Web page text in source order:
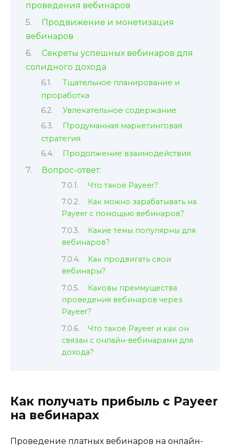
проведения вебинаров
Продвижение и монетизация
вебинаров
Секреты успешных вебинаров для
солидного дохода
Тщательное планирование и
проработка
Увлекательное содержание
Продуманная маркетинговая
стратегия
Продолжение взаимодействия
Вопрос-ответ:
Что такое Payeer?
Как можно зарабатывать на
Payeer с помощью вебинаров?
Какие темы популярны для
вебинаров?
Как продвигать свои
вебинары?
Каковы преимущества
проведения вебинаров через
Payeer?
Что такое Payeer и как он
связан с онлайн-вебинарами для
дохода?
Как получать прибыль с Payeer
на вебинарах
Проведение платных вебинаров на онлайн-